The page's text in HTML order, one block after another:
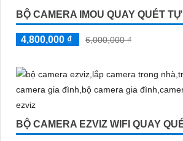
BỘ CAMERA IMOU QUAY QUÉT
4,800,000 ₫ 6,000,000 ₫
BỘ CAMERA EZVIZ WIFI QUAY